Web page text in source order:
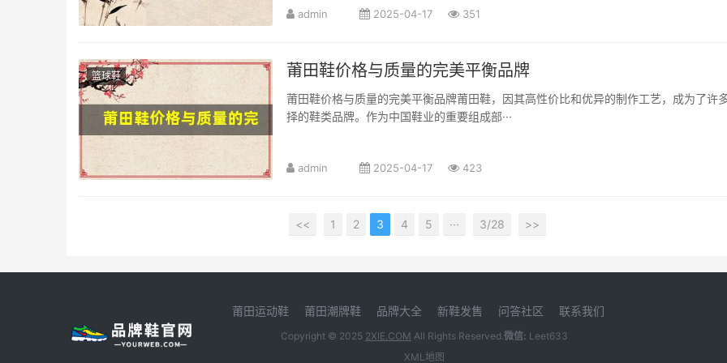
admin 2025-04-17 351
篮球鞋 莆田鞋价格与质量的完美平衡品牌
莆田鞋价格与质量的完美平衡品牌莆田鞋，因其高性价比和优异的制作工艺，成为了许
择的鞋类品牌。作为中国鞋业的重要组成部···
admin 2025-04-17 423
<< 1 2 3 4 5 ··· 3/28 >>
莆田运动鞋 莆田潮牌鞋 品牌大全 新鞋发售 问答社区 联系我们
Copyright © 2025 2XIE.COM All Rights Reserved.微信: Leet633
XML地图